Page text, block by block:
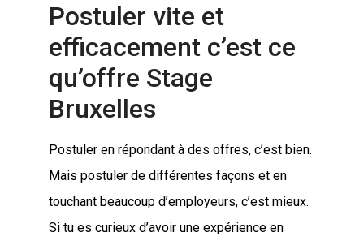
Postuler vite et
efficacement c’est ce
qu’offre Stage
Bruxelles
Postuler en répondant à des offres, c’est bien.
Mais postuler de différentes façons et en
touchant beaucoup d’employeurs, c’est mieux.
Si tu es curieux d’avoir une expérience en